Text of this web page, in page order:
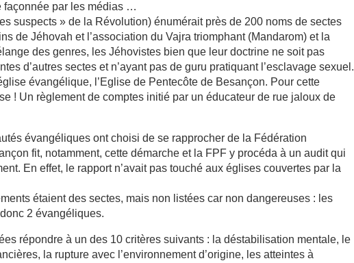
façonnée par les médias …
suspects » de la Révolution) énumérait près de 200 noms de sectes
de Jéhovah et l’association du Vajra triomphant (Mandarom) et la
des genres, les Jéhovistes bien que leur doctrine ne soit pas
d’autres sectes et n’ayant pas de guru pratiquant l’esclavage sexuel.
évangélique, l’Eglise de Pentecôte de Besançon. Pour cette
! Un règlement de comptes initié par un éducateur de rue jaloux de
évangéliques ont choisi de se rapprocher de la Fédération
fit, notamment, cette démarche et la FPF y procéda à un audit qui
En effet, le rapport n’avait pas touché aux églises couvertes par la
étaient des sectes, mais non listées car non dangereuses : les
2 évangéliques.
répondre à un des 10 critères suivants : la déstabilisation mentale, le
la rupture avec l’environnement d’origine, les atteintes à